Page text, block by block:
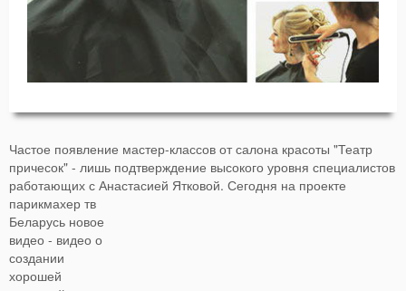
Частое появление мастер-классов от салона красоты "Театр
причесок" - лишь подтверждение высокого уровня специалистов
работающих с Анастасией Ятковой. Сегодня на проекте
парикмахер тв
Беларусь новое
видео - видео о
создании
хорошей